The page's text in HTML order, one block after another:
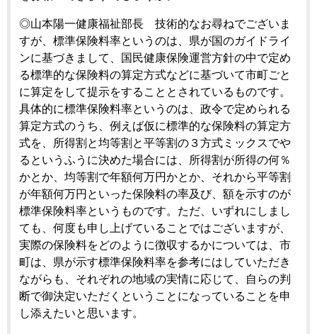
◎山本陽一健康福祉部長 技術的なお尋ねでございま
すが、標準保険料率というのは、県が国のガイドライ
ンに基づきまして、国民健康保険運営方針の中で定め
る標準的な保険料の算定方式などに基づいて市町ごと
に算定をして提示をすることとされているものです。
具体的に標準保険料率というのは、政令で定められる
算定方式のうち、例えば仮に標準的な保険料の算定方
式を、所得割と均等割と平等割の３方式ミックスでや
るというふうに決めた場合には、所得割が所得の何％
かとか、均等割で年額何万円かとか、それから平等割
が年額何万円といった保険料の率及び、額を示すのが
標準保険料率というものです。ただ、いずれにしまし
ても、何度も申し上げていることではございますが、
実際の保険料をどのように徴収するかについては、市
町は、県が示す標準保険料率を参考にはしていただき
ながらも、それぞれの地域の実情に応じて、自らの判
断で御決定いただくということになっていることを申
し添えたいと思います。